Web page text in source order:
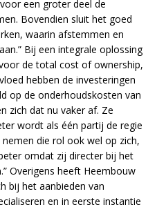
een groter deel de
Bovendien sluit het goed
waarin afstemmen en
Bij een integrale oplossing
de total cost of ownership,
hebben de investeringen
op de onderhoudskosten van
zich dat nu vaker af. Ze
wordt als één partij de regie
die rol ook wel op zich,
omdat zij directer bij het
Overigens heeft Heembouw
bij het aanbieden van
en in eerste instantie